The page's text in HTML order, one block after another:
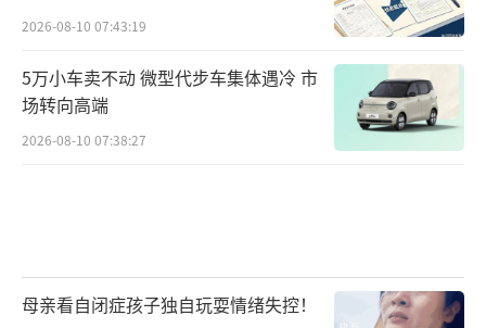
2026-08-10 07:43:19
5万小车卖不动 微型代步车集体遇冷 市
场转向高端
2026-08-10 07:38:27
母亲看自闭症孩子独自玩耍情绪失控！